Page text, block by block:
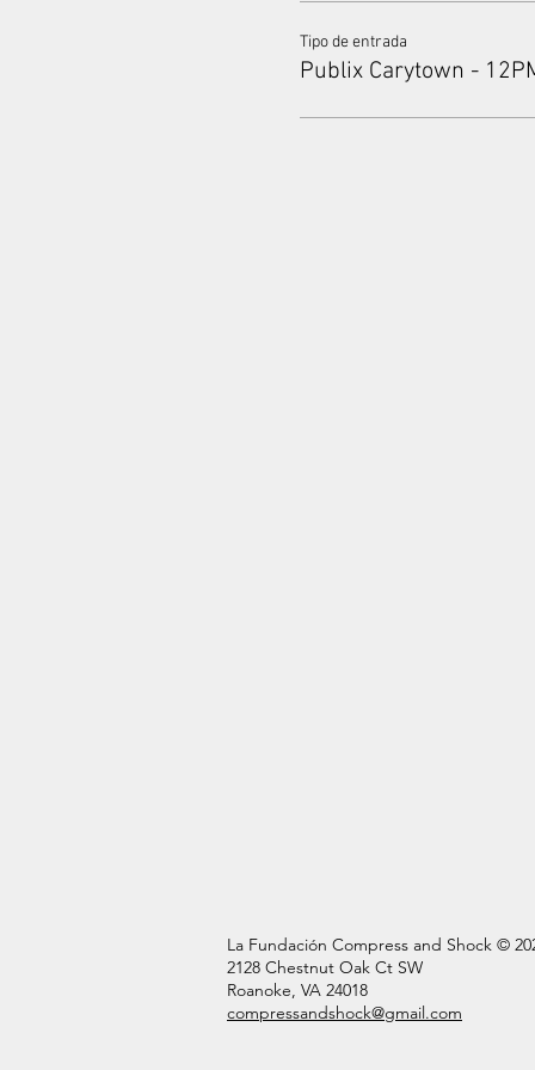
Tipo de entrada
Publix Carytown -
La Fundación Compress and Shock ©
2128 Chestnut Oak Ct SW
Roanoke, VA 24018
compressandshock@gmail.com